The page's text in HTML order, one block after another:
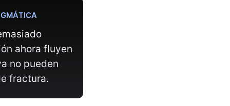
ahora fluyen
no pueden
fractura.